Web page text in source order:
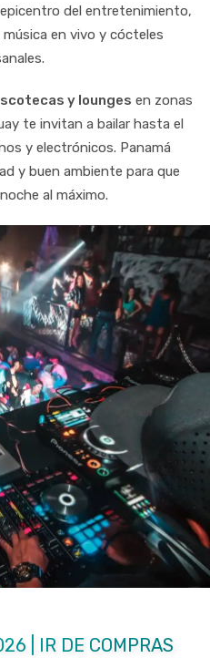
del entretenimiento,
en vivo y cócteles
y lounges en zonas
te invitan a bailar hasta el
y electrónicos. Panamá
y buen ambiente para que
al máximo.
| IR DE COMPRAS